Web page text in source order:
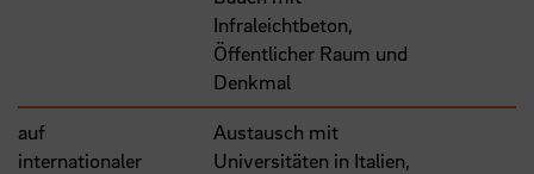
Infraleichtbeton,
Öffentlicher Raum und
Denkmal
auf
internationaler
Austausch mit
Universitäten in Italien,